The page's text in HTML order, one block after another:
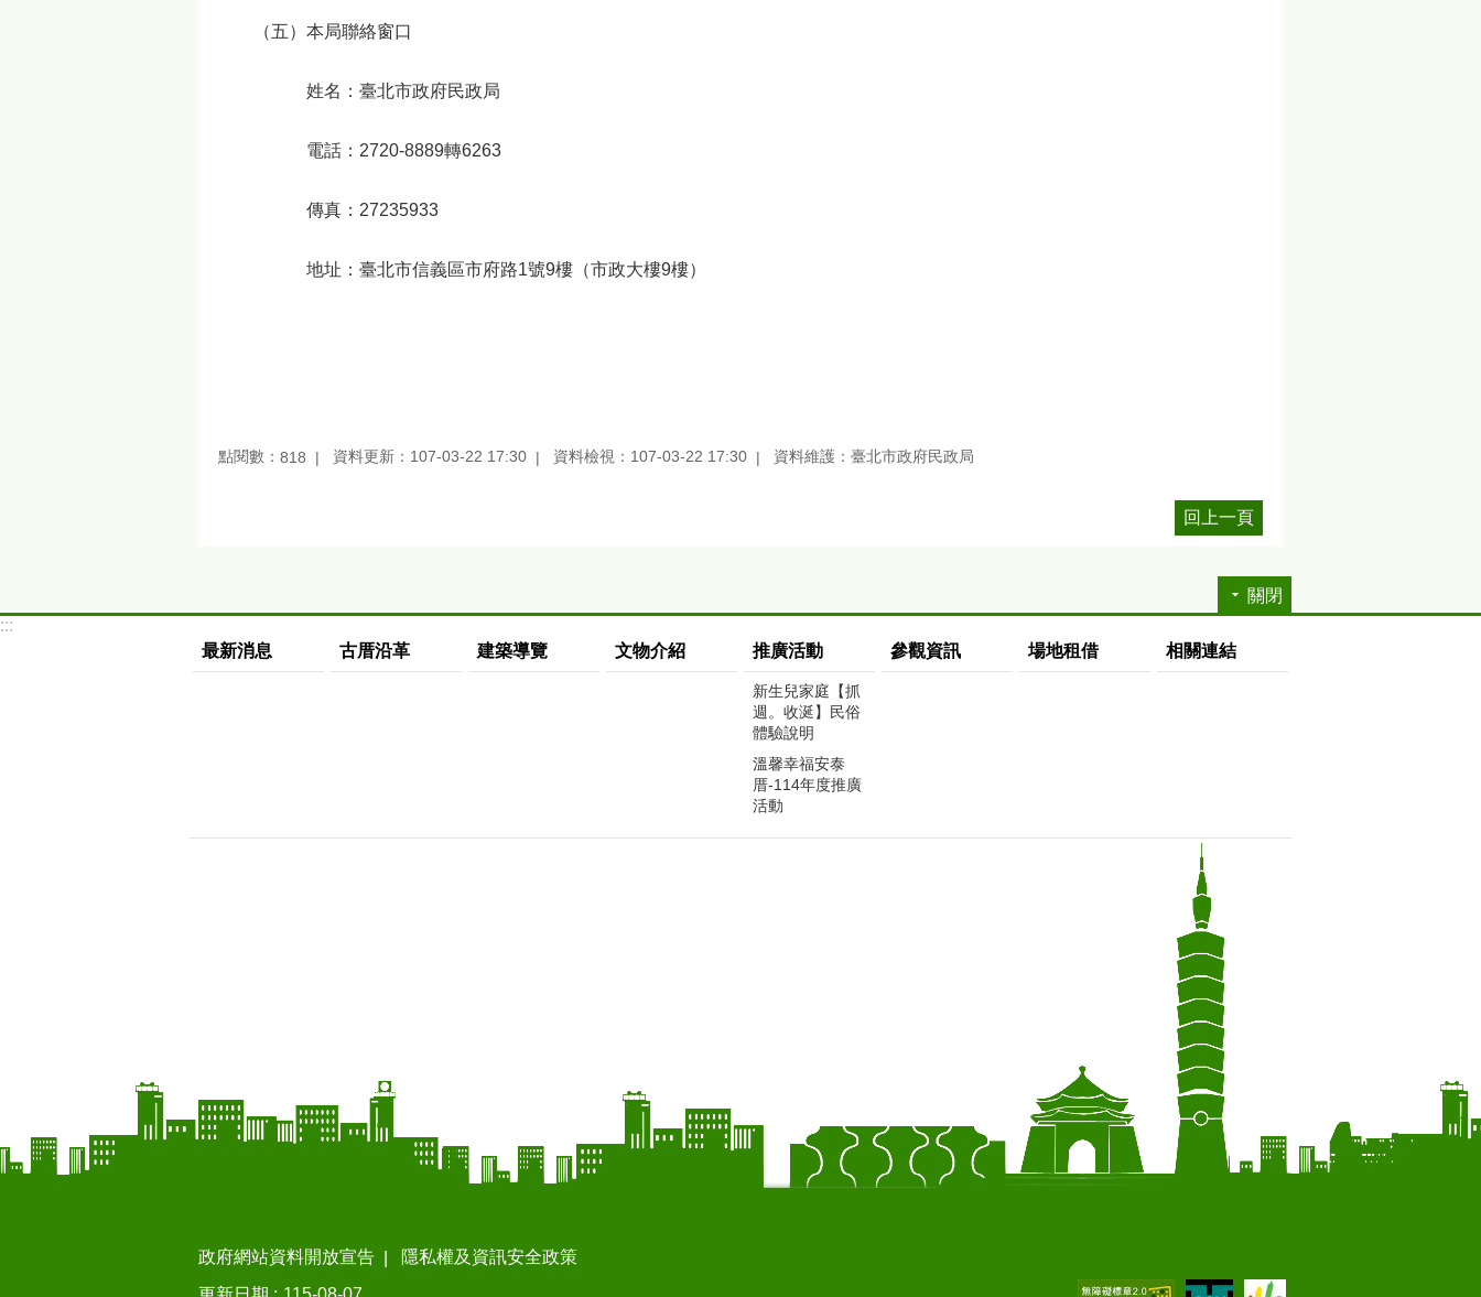
（五）本局聯絡窗口
姓名：臺北市政府民政局
電話：2720-8889轉6263
傳真：27235933
地址：臺北市信義區市府路1號9樓（市政大樓9樓）
點閱數： 818 資料更新：107-03-22 17:30 資料檢視：107-03-22 17:30 資料維護：臺北市政府民政局
回上一頁
關閉
:::
最新消息
古厝沿革 建築導覽 文物介紹 推廣活動
新生兒家庭【抓
週。收涎】民俗
體驗說明
溫馨幸福安泰
厝-114年度推廣
活動
參觀資訊 場地租借 相關連結
政府網站資料開放宣告
隱私權及資訊安全政策